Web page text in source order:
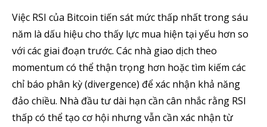
Việc RSI của Bitcoin tiến sát mức thấp nhất trong sáu
năm là dấu hiệu cho thấy lực mua hiện tại yếu hơn so
với các giai đoạn trước. Các nhà giao dịch theo
momentum có thể thận trọng hơn hoặc tìm kiếm các
chỉ báo phân kỳ (divergence) để xác nhận khả năng
đảo chiều. Nhà đầu tư dài hạn cần cân nhắc rằng RSI
thấp có thể tạo cơ hội nhưng vẫn cần xác nhận từ